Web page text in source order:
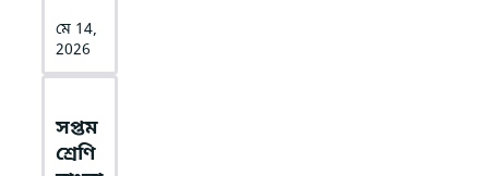
মে 14,
2026
সপ্তম
শ্রেণি